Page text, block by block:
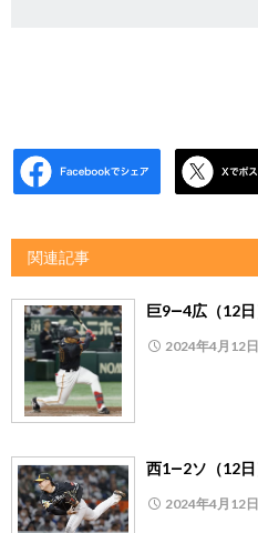
関連記事
巨9―4広（12
2024年4月12日
西1―2ソ（12日
2024年4月12日